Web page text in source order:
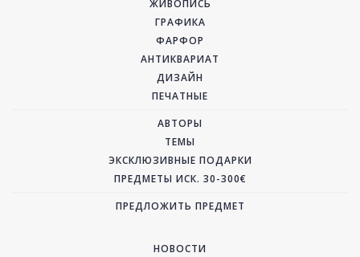
ЖИВОПИСЬ
ГРАФИКА
ФАРФОР
АНТИКВАРИАТ
ДИЗАЙН
ПЕЧАТНЫЕ
АВТОРЫ
ТЕМЫ
ЭКСКЛЮЗИВНЫЕ ПОДАРКИ
ПРЕДМЕТЫ ИСК. 30-300€
ПРЕДЛОЖИТЬ ПРЕДМЕТ
НОВОСТИ